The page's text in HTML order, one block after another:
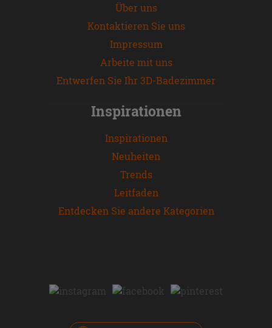
Über uns
Kontaktieren Sie uns
Impressum
Arbeite mit uns
Entwerfen Sie Ihr 3D-Badezimmer
Inspirationen
Inspirationen
Neuheiten
Trends
Leitfaden
Entdecken Sie andere Kategorien